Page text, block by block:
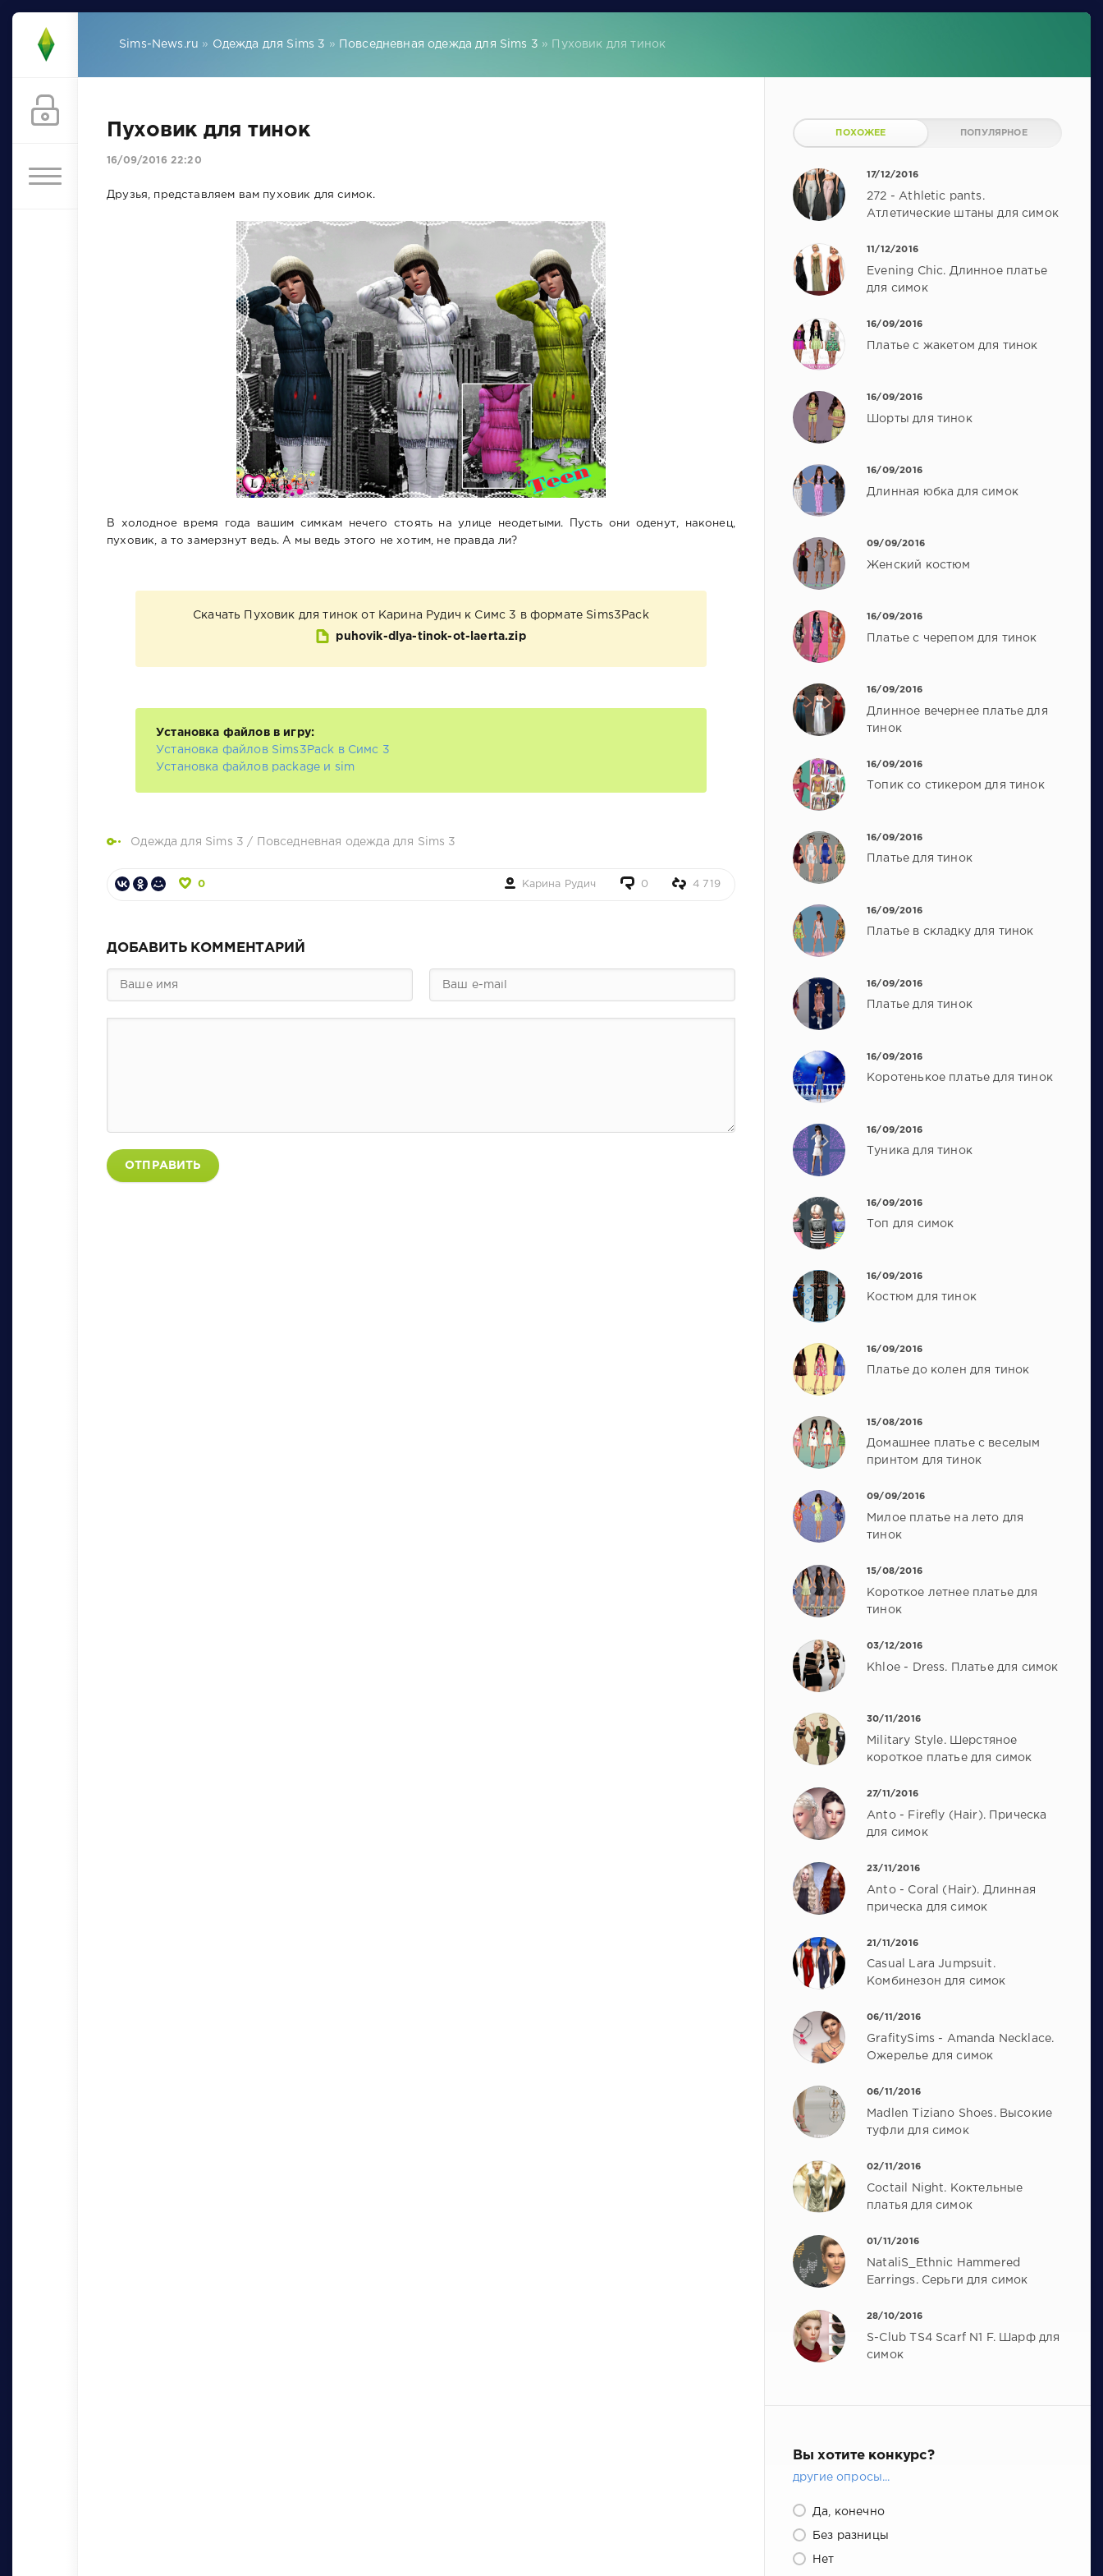
Sims-News.ru » Одежда для Sims 3 » Повседневная одежда для Sims 3 » Пуховик для тинок
Пуховик для тинок
16/09/2016 22:20
Друзья, представляем вам пуховик для симок.
В холодное время года вашим симкам нечего стоять на улице неодетыми. Пусть они оденут, наконец,
пуховик, а то замерзнут ведь. А мы ведь этого не хотим, не правда ли?
Скачать Пуховик для тинок от Карина Рудич к Симс 3 в формате Sims3Pack
puhovik-dlya-tinok-ot-laerta.zip
Установка файлов в игру:
Установка файлов Sims3Pack в Симс 3
Установка файлов package и sim
Одежда для Sims 3 / Повседневная одежда для Sims 3
0 Карина Рудич 0 4 719
ДОБАВИТЬ КОММЕНТАРИЙ
ОТПРАВИТЬ
ПОХОЖЕЕ ПОПУЛЯРНОЕ
17/12/2016
272 - Athletic pants.
Атлетические штаны для симок
11/12/2016
Evening Chic. Длинное платье
для симок
16/09/2016
Платье с жакетом для тинок
16/09/2016
Шорты для тинок
16/09/2016
Длинная юбка для симок
09/09/2016
Женский костюм
16/09/2016
Платье с черепом для тинок
16/09/2016
Длинное вечернее платье для
тинок
16/09/2016
Топик со стикером для тинок
16/09/2016
Платье для тинок
16/09/2016
Платье в складку для тинок
16/09/2016
Платье для тинок
16/09/2016
Коротенькое платье для тинок
16/09/2016
Туника для тинок
16/09/2016
Топ для симок
16/09/2016
Костюм для тинок
16/09/2016
Платье до колен для тинок
15/08/2016
Домашнее платье с веселым
принтом для тинок
09/09/2016
Милое платье на лето для
тинок
15/08/2016
Короткое летнее платье для
тинок
03/12/2016
Khloe - Dress. Платье для симок
30/11/2016
Military Style. Шерстяное
короткое платье для симок
27/11/2016
Anto - Firefly (Hair). Прическа
для симок
23/11/2016
Anto - Coral (Hair). Длинная
прическа для симок
21/11/2016
Casual Lara Jumpsuit.
Комбинезон для симок
06/11/2016
GrafitySims - Amanda Necklace.
Ожерелье для симок
06/11/2016
Madlen Tiziano Shoes. Высокие
туфли для симок
02/11/2016
Coctail Night. Коктельные
платья для симок
01/11/2016
NataliS_Ethnic Hammered
Earrings. Серьги для симок
28/10/2016
S-Club TS4 Scarf N1 F. Шарф для
симок
Вы хотите конкурс?
другие опросы...
Да, конечно
Без разницы
Нет